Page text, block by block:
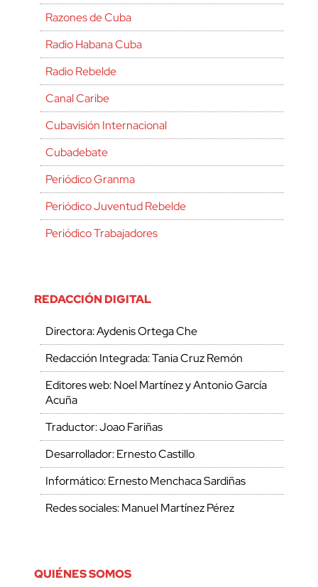
Razones de Cuba
Radio Habana Cuba
Radio Rebelde
Canal Caribe
Cubavisión Internacional
Cubadebate
Periódico Granma
Periódico Juventud Rebelde
Periódico Trabajadores
REDACCIÓN DIGITAL
Directora: Aydenis Ortega Che
Redacción Integrada: Tania Cruz Remón
Editores web: Noel Martínez y Antonio García
Acuña
Traductor: Joao Fariñas
Desarrollador: Ernesto Castillo
Informático: Ernesto Menchaca Sardiñas
Redes sociales: Manuel Martínez Pérez
QUIÉNES SOMOS